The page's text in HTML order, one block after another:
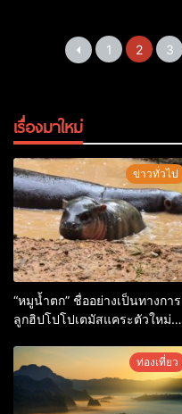
ในกิจกรรม “คันแท แฟชั่นโชว์
ฮอดสาวะถี”
1 2 3
เรื่องมาใหม่
ข่าวทั่วไป
“หมูน้ำตก” ชื่ออย่างเป็นทางการ
ลูกฮิปโปโปเตมัสแคระตัวใหม่
กิจกรรมร่วมโหวตชนะกว่า
10,000 คะแนน
ท่องเที่ยว